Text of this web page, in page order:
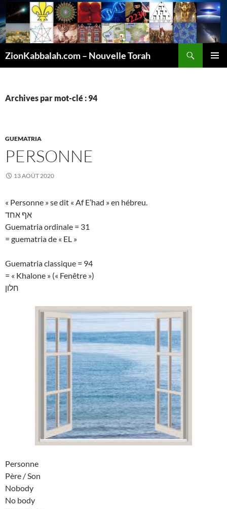
ZionKabbalah.com – Nouvelle Torah
Archives par mot-clé : 94
GUEMATRIA
PERSONNE
13 AOÛT 2020
« Personne » se dit « Af E’had » en hébreu.
אף אחד
Guematria ordinale = 31
= guematria de « EL »
Guematria classique = 94
= « Khalone » (« Fenêtre »)
חלון
Personne
Père / Son
Nobody
No body